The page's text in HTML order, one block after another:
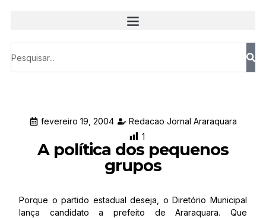
fevereiro 19, 2004
Redacao Jornal Araraquara
1
A política dos pequenos
grupos
Porque o partido estadual deseja, o Diretório Municipal
lança candidato a prefeito de Araraquara. Que